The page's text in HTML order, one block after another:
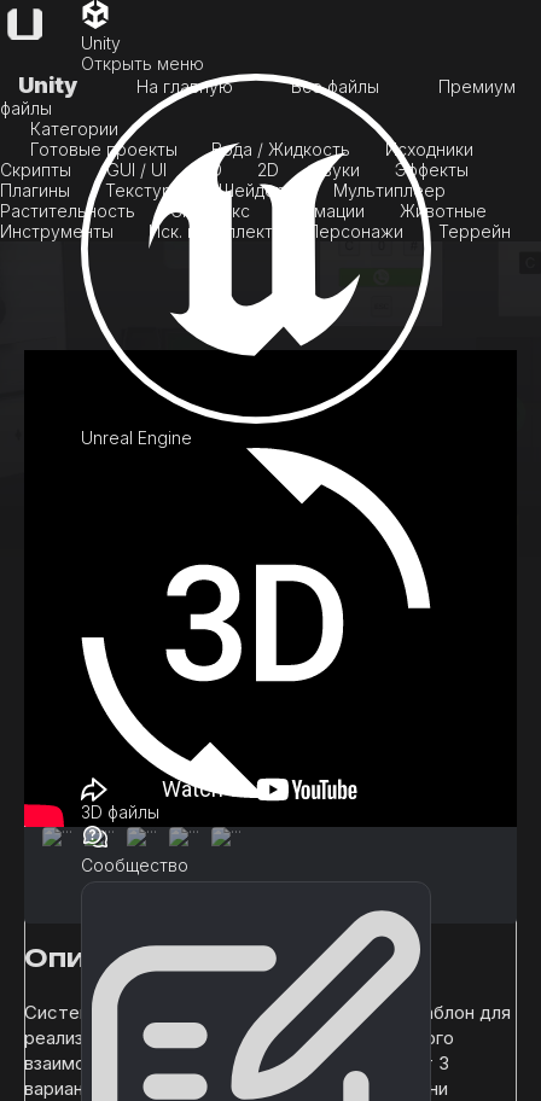
Unity
Открыть меню
Unreal Engine
3D файлы
Сообщество
Unity На главную Все файлы
Премиум
файлы
Категории
Готовые проекты
Вода / Жидкость
Исходники
Скрипты
GUI / UI 3D 2D Звуки
Эффекты
Плагины
Текстуры Шейдеры
Мультиплеер
Растительность
Скайбокс Анимации
Животные
Инструменты
Иск. интеллект Персонажи Террейн
Описание
Система телефонных звонков - это полный шаблон для
реализации неограниченных стилей телефонного
взаимодействия. В комплект поставки входят 3
варианта: Таксофон, офисный и мобильный - они